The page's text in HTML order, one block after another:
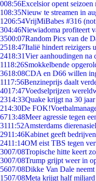
008:56Excelsior opent
108:35Nieuw te streamen in
1206:54VrijMiBabes #316
304:46Niewiadoma profiteert
3500:07Random Pics van de
2518:47Italië hindert reizigers
2418:31Vier aanhoudingen na
1118:26Smokkelbende
3618:08CDA en D66 willen
1117:56Benzineprijs daalt
4017:47Voedselprijzen
2314:33Quake krijgt na 30
214:30De
6713:48Meer agressie tegen
3111:52Amsterdams
2911:46Kabinet geeft
2411:14OM eist TBS tegen
3007/08Tropische hitte keert
3007/08Trump grijpt weer in
5607/08Dikke Van Dale
1507/08Meta krijgt half miljard